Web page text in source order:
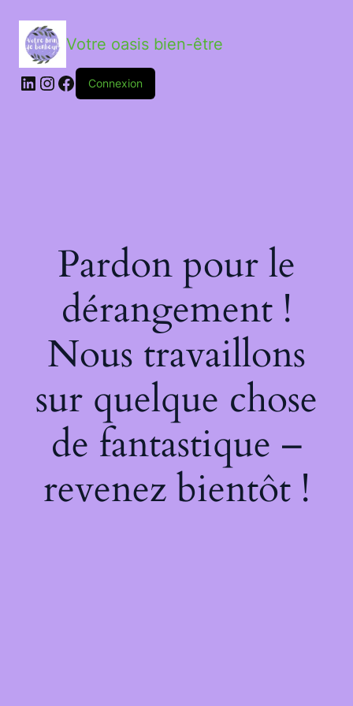
Votre oasis bien-être
LinkedIn
Instagram
Facebook
Connexion
Pardon pour le
dérangement !
Nous travaillons
sur quelque chose
de fantastique –
revenez bientôt !